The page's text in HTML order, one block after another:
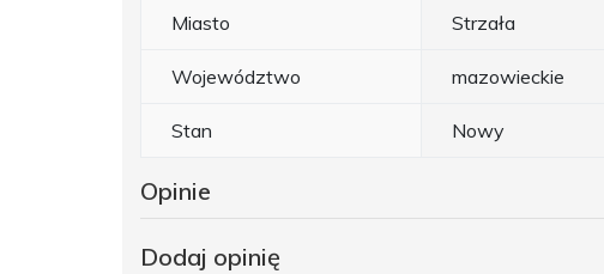
Miasto Strzała
Województwo mazowieckie
Stan Nowy
Opinie
Dodaj opinię